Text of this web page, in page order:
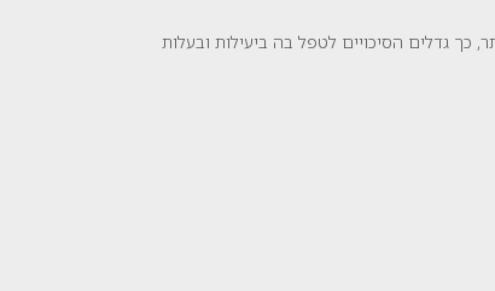
גדלים הסיכויים לטפל בה ביעילות ובעלות